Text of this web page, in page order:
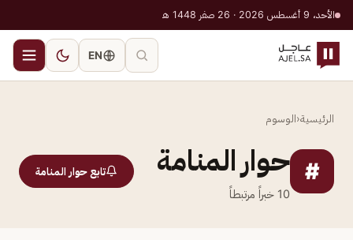
الأحد، 9 أغسطس 2026 · 26 صفر 1448 هـ
EN
الرئيسية‹الوسوم
# حوار المنامة
10 خبراً مرتبطاً
تابع حوار المنامة